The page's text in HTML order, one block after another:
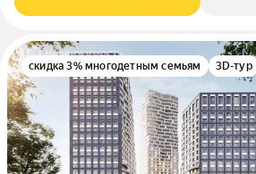
скидка 3% многодетным семьям 3D-тур